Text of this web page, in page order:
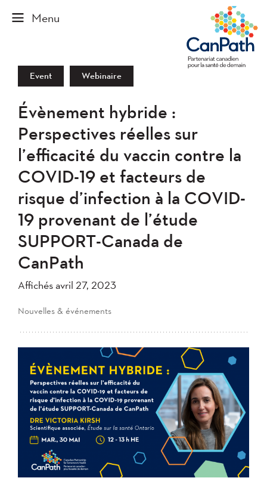
Event Webinaire
Évènement hybride :
Perspectives réelles sur
l’efficacité du vaccin contre la
COVID-19 et facteurs de
risque d’infection à la COVID-
19 provenant de l’étude
SUPPORT-Canada de
CanPath
Affichés avril 27, 2023
Nouvelles & événements